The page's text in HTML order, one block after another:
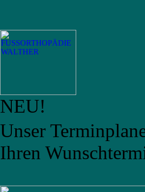
NEU!
Unser
Ihren